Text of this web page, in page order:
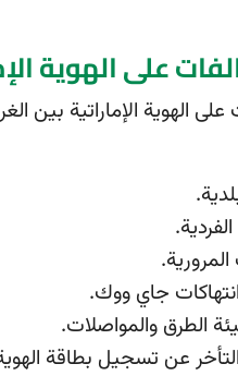
على الهوية
على الهوية الإماراتية بين
جاي ووك.
الطرق والمواصلات.
عن تسجيل بطاقة الهوية